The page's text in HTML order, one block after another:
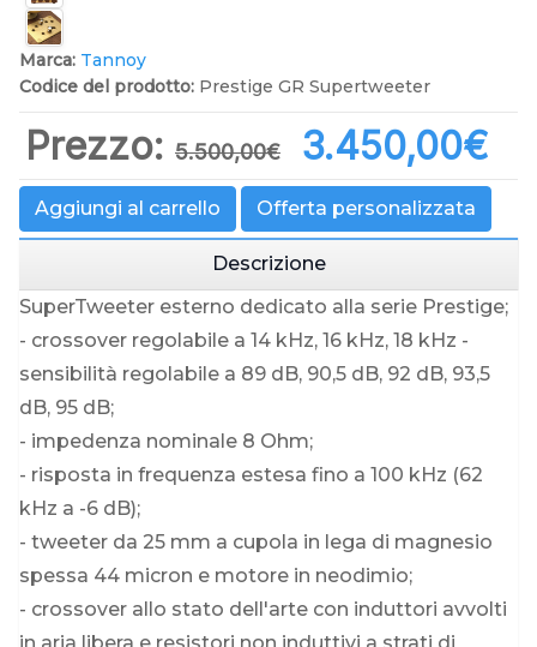
Marca: Tannoy
Codice del prodotto: Prestige GR Supertweeter
Prezzo: 5.500,00‎€ 3.450,00‎€
Aggiungi al carrello Offerta personalizzata
Descrizione
SuperTweeter esterno dedicato alla serie Prestige;
- crossover regolabile a 14 kHz, 16 kHz, 18 kHz -
sensibilità regolabile a 89 dB, 90,5 dB, 92 dB, 93,5
dB, 95 dB;
- impedenza nominale 8 Ohm;
- risposta in frequenza estesa fino a 100 kHz (62
kHz a -6 dB);
- tweeter da 25 mm a cupola in lega di magnesio
spessa 44 micron e motore in neodimio;
- crossover allo stato dell'arte con induttori avvolti